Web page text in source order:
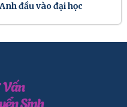
đầu vào đại học